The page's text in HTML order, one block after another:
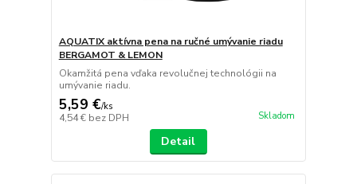
AQUATIX aktívna pena na ručné umývanie riadu
BERGAMOT & LEMON
Okamžitá pena vďaka revolučnej technológii na
umývanie riadu.
5,59 €/ks
4,54 € bez DPH Skladom
Detail